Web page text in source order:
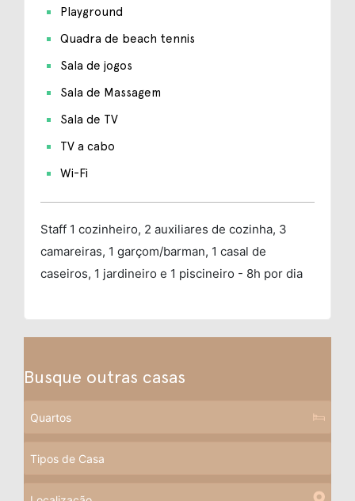
Playground
Quadra de beach tennis
Sala de jogos
Sala de Massagem
Sala de TV
TV a cabo
Wi-Fi
Staff 1 cozinheiro, 2 auxiliares de cozinha, 3
camareiras, 1 garçom/barman, 1 casal de
caseiros, 1 jardineiro e 1 piscineiro - 8h por dia
Busque outras casas